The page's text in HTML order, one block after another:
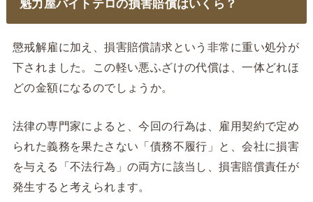
懲戒解雇に加え、損害賠償請求という非常に重い処分が
下されました。この軽い悪ふざけの代償は、一体どれほ
どの金額になるのでしょうか。
法律の専門家によると、今回の行為は、雇用契約で定め
られた義務を果たさない「債務不履行」と、会社に損害
を与える「不法行為」の両方に該当し、損害賠償責任が
発生すると考えられます。